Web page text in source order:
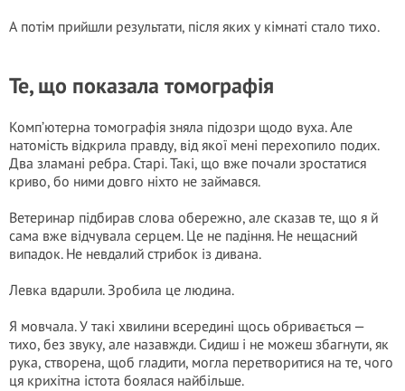
А потім прийшли результати, після яких у кімнаті стало тихо.
Те, що показала томографія
Комп’ютерна томографія зняла підозри щодо вуха. Але
натомість відкрила правду, від якої мені перехопило подих.
Два зламані ребра. Старі. Такі, що вже почали зростатися
криво, бо ними довго ніхто не займався.
Ветеринар підбирав слова обережно, але сказав те, що я й
сама вже відчувала серцем. Це не падіння. Не нещасний
випадок. Не невдалий стрибок із дивана.
Левка вдaрuли. Зробила це людина.
Я мовчала. У такі хвилини всередині щось обривається —
тихо, без звуку, але назавжди. Сидиш і не можеш збагнути, як
рука, створена, щоб гладити, могла перетворитися на те, чого
ця крихітна істота боялася найбільше.